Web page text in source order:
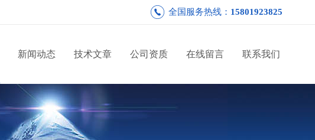
全国服务热线： 15801923825
新闻动态 技术文章 公司资质 在线留言 联系我们